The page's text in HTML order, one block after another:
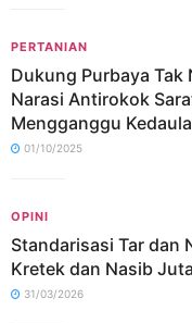
PERTANIAN
Dukung Purbaya Tak
Narasi Antirokok
Mengganggu
01/10/2025
OPINI
Standarisasi Tar dan
Kretek dan Nasib
31/03/2026